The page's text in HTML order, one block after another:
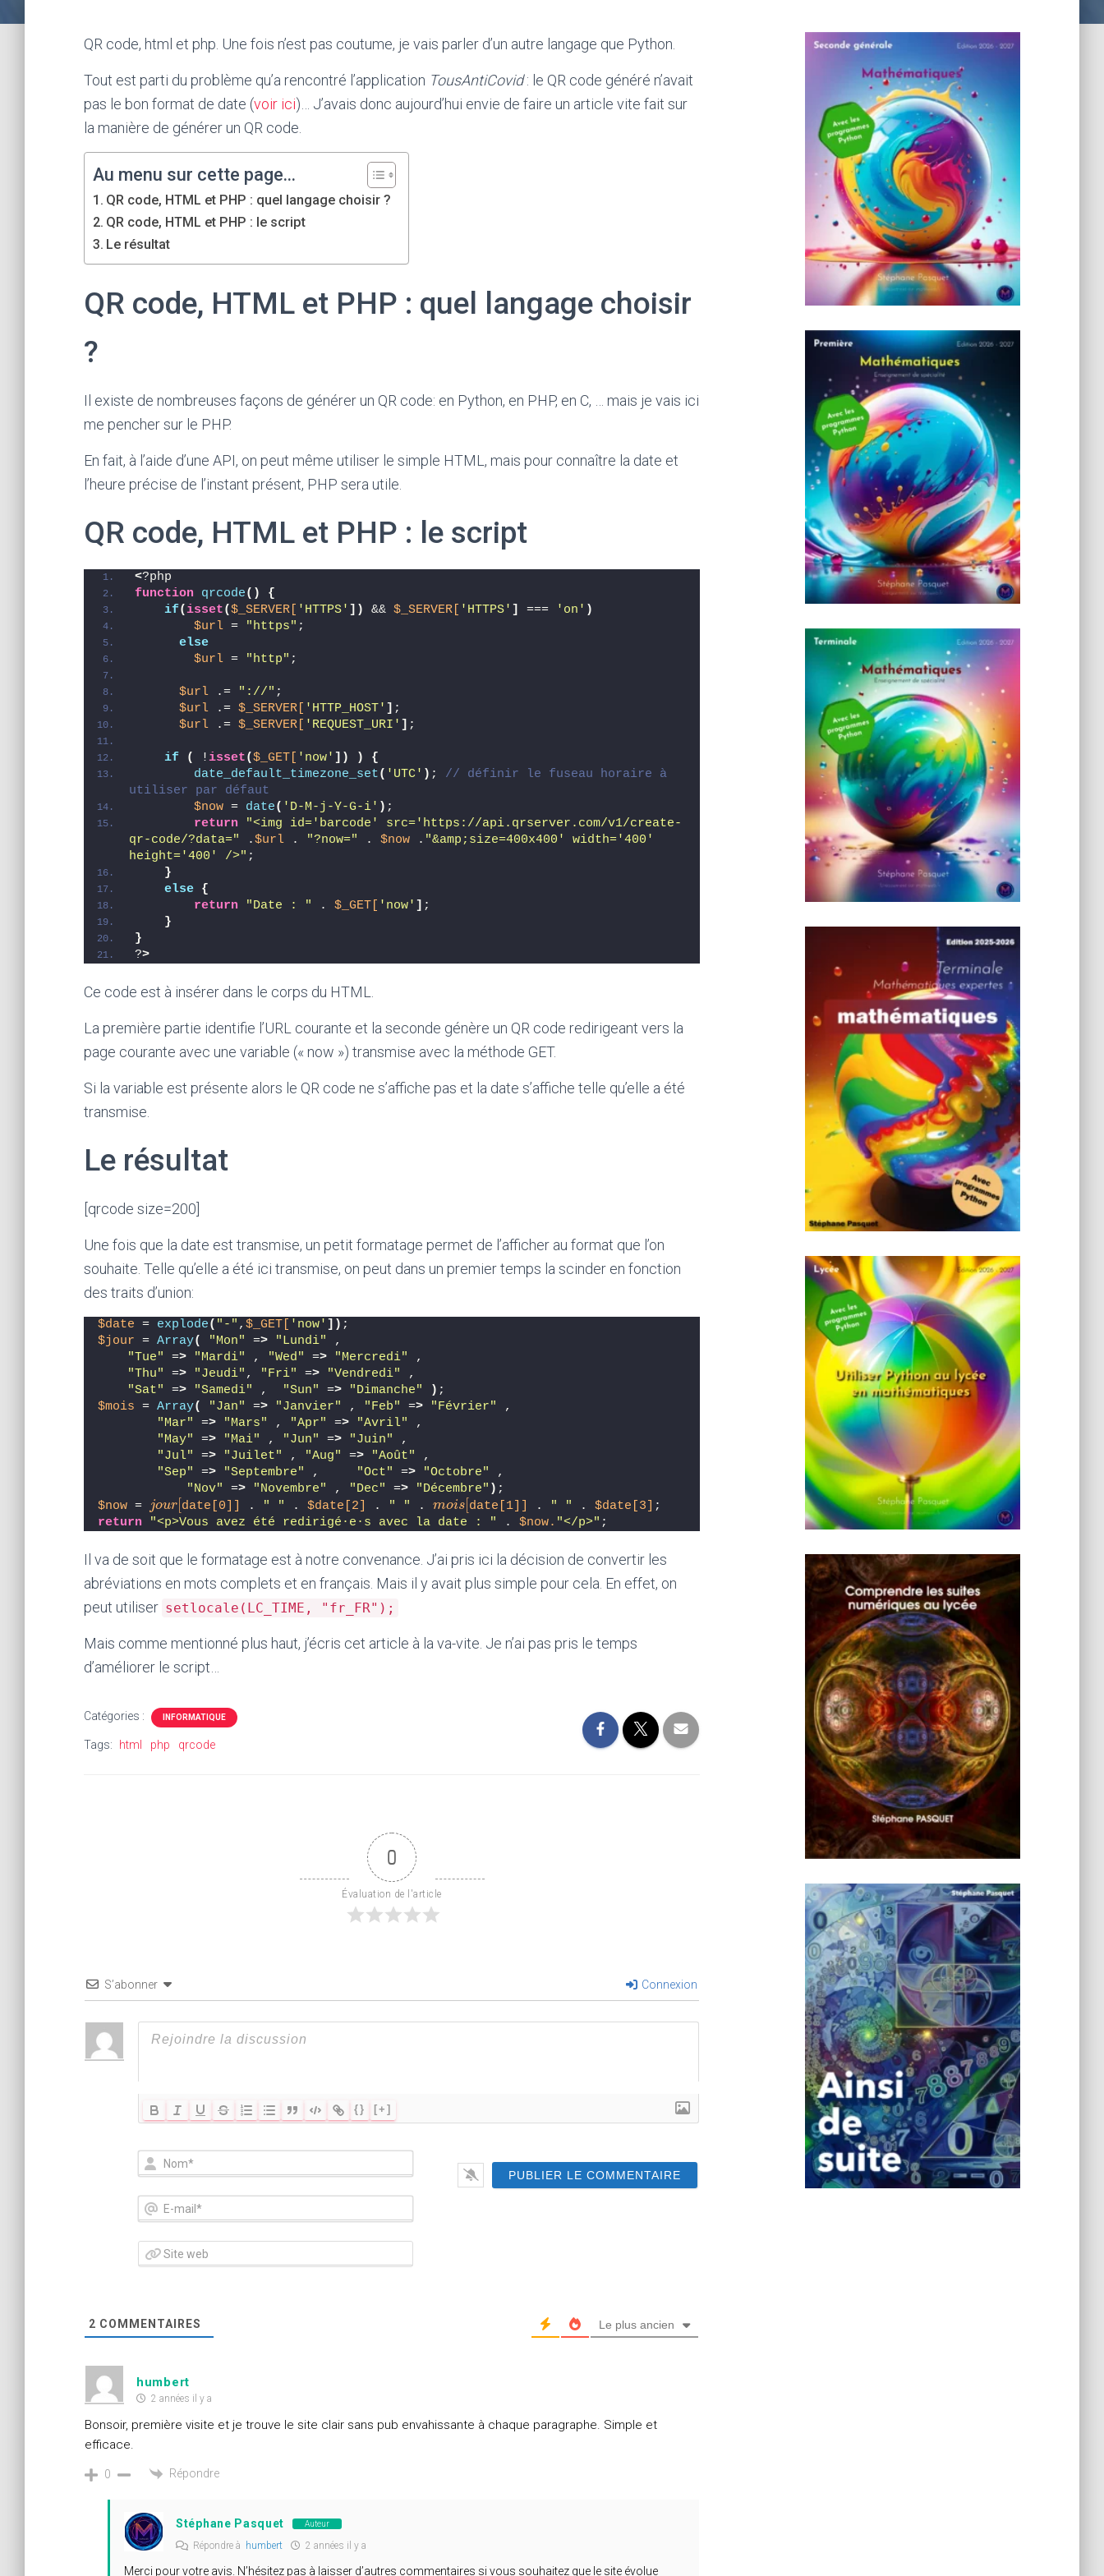
QR code, html et php. Une fois n’est pas coutume, je vais parler d’un autre langage que Python.
Tout est parti du problème qu’a rencontré l’application TousAntiCovid: le QR code généré n’avait
pas le bon format de date (voir ici)… J’avais donc aujourd’hui envie de faire un article vite fait sur
la manière de générer un QR code.
Au menu sur cette page...
QR code, HTML et PHP : quel langage choisir ?
QR code, HTML et PHP : le script
Le résultat
QR code, HTML et PHP : quel langage choisir
?
Il existe de nombreuses façons de générer un QR code: en Python, en PHP, en C, … mais je vais ici
me pencher sur le PHP.
En fait, à l’aide d’une API, on peut même utiliser le simple HTML, mais pour connaître la date et
l’heure précise de l’instant présent, PHP sera utile.
QR code, HTML et PHP : le script
<?php
function
qrcode()
{
if(isset($_SERVER[ 'HTTPS' ]) && $_SERVER[ 'HTTPS' ] === 'on' )
$url = "https" ;
else
$url = "http" ;
$url .= "://" ;
$url .= $_SERVER[ 'HTTP_HOST' ] ;
$url .= $_SERVER[ 'REQUEST_URI' ] ;
if ( !isset($_GET[ 'now' ]) )
{
date_default_timezone_set( 'UTC' ) ; // définir le fuseau horaire à
utiliser par défaut
$now = date( 'D-M-j-Y-G-i' ) ;
return
"<img id='barcode' src='https://api.qrserver.com/v1/create-
qr-code/?data="
.$url . "?now=" . $now . "&amp;size=400x400' width='400'
height='400' />" ;
}
else {
return
"Date : " . $_GET[ 'now' ] ;
}
}
?>
Ce code est à insérer dans le corps du HTML.
La première partie identifie l’URL courante et la seconde génère un QR code redirigeant vers la
page courante avec une variable (« now ») transmise avec la méthode GET.
Si la variable est présente alors le QR code ne s’affiche pas et la date s’affiche telle qu’elle a été
transmise.
Le résultat
[qrcode size=200]
Une fois que la date est transmise, un petit formatage permet de l’afficher au format que l’on
souhaite. Telle qu’elle a été ici transmise, on peut dans un premier temps la scinder en fonction
des traits d’union:
$date = explode( "-" , $_GET[ 'now' ]) ;
$jour = Array( "Mon" => "Lundi"
,
"Tue"
=> "Mardi" , "Wed" => "Mercredi"
,
"Thu"
=> "Jeudi" , "Fri" => "Vendredi"
,
"Sat"
=> "Samedi" , "Sun" => "Dimanche" ) ;
$mois = Array( "Jan" => "Janvier" , "Feb" => "Février"
,
"Mar"
=> "Mars" , "Apr" => "Avril"
,
"May"
=> "Mai" , "Jun" => "Juin"
,
"Jul"
=> "Juilet" , "Aug" => "Août"
,
"Sep"
=> "Septembre" , "Oct" => "Octobre"
,
"Nov"
=> "Novembre" , "Dec" => "Décembre" ) ;
$now =
jour[
jour[
date[0]] . " " . $date[2] . " " .
mois[
moi s [
date[1]] . " " . $date[3]
;
return
"<p>Vous avez été redirigé·e·s avec la date : " . $now. "</p>" ;
Il va de soit que le formatage est à notre convenance. J’ai pris ici la décision de convertir les
abréviations en mots complets et en français. Mais il y avait plus simple pour cela. En effet, on
peut utiliser setlocale(LC_TIME, "fr_FR");
Mais comme mentionné plus haut, j’écris cet article à la va-vite. Je n’ai pas pris le temps
d’améliorer le script…
Catégories : INFORMATIQUE
Tags: html php qrcode
0
Évaluation de l'article
S’abonner Connexion
{} [+]
N
*
a
l
2 COMMENTAIRES Le plus ancien
humbert
2 années il y a
Bonsoir, première visite et je trouve le site clair sans pub envahissante à chaque paragraphe. Simple et
efficace.
0 Répondre
Stéphane Pasquet Auteur
Répondre à humbert 2 années il y a
Merci pour votre avis. N’hésitez pas à laisser d’autres commentaires si vous souhaitez que le site évolue